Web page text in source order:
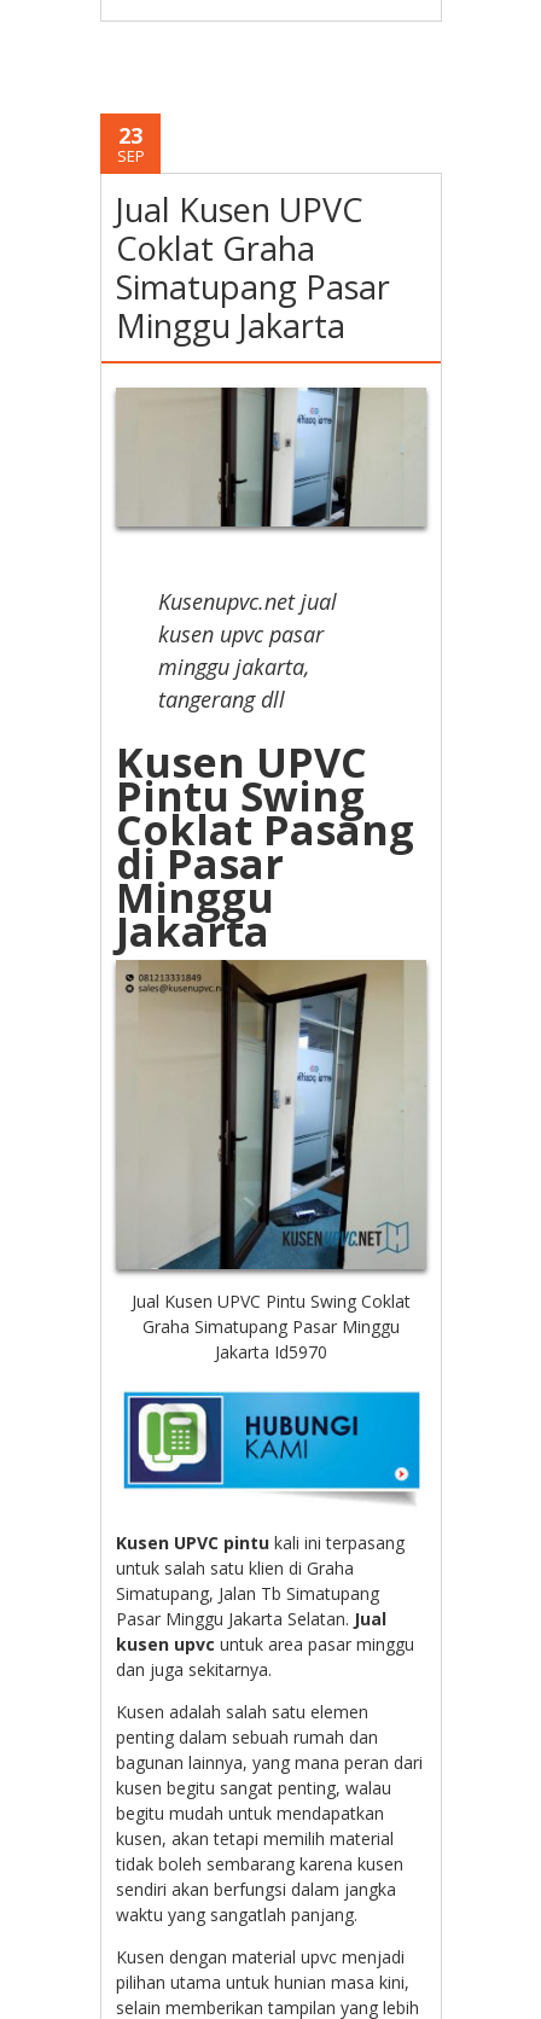
23
SEP
Jual Kusen UPVC
Coklat Graha
Simatupang Pasar
Minggu Jakarta
Kusenupvc.net jual
kusen upvc pasar
minggu jakarta,
tangerang dll
Kusen UPVC
Pintu Swing
Coklat Pasang
di Pasar
Minggu
Jakarta
Jual Kusen UPVC Pintu Swing Coklat
Graha Simatupang Pasar Minggu
Jakarta Id5970
Kusen UPVC pintu kali ini terpasang
untuk salah satu klien di Graha
Simatupang, Jalan Tb Simatupang
Pasar Minggu Jakarta Selatan. Jual
kusen upvc untuk area pasar minggu
dan juga sekitarnya.
Kusen adalah salah satu elemen
penting dalam sebuah rumah dan
bagunan lainnya, yang mana peran dari
kusen begitu sangat penting, walau
begitu mudah untuk mendapatkan
kusen, akan tetapi memilih material
tidak boleh sembarang karena kusen
sendiri akan berfungsi dalam jangka
waktu yang sangatlah panjang.
Kusen dengan material upvc menjadi
pilihan utama untuk hunian masa kini,
selain memberikan tampilan yang lebih